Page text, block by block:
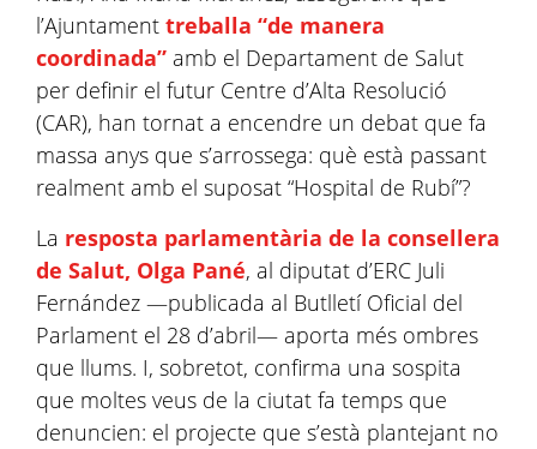
l’Ajuntament treballa “de manera
coordinada” amb el Departament de Salut
per definir el futur Centre d’Alta Resolució
(CAR), han tornat a encendre un debat que fa
massa anys que s’arrossega: què està passant
realment amb el suposat “Hospital de Rubí”?
La resposta parlamentària de la consellera
de Salut, Olga Pané, al diputat d’ERC Juli
Fernández —publicada al Butlletí Oficial del
Parlament el 28 d’abril— aporta més ombres
que llums. I, sobretot, confirma una sospita
que moltes veus de la ciutat fa temps que
denuncien: el projecte que s’està plantejant no